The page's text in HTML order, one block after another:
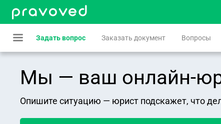
Задать вопрос Заказать документ Вопросы
Мы — ваш онлайн-
Опишите ситуацию — юрист подскажет, что